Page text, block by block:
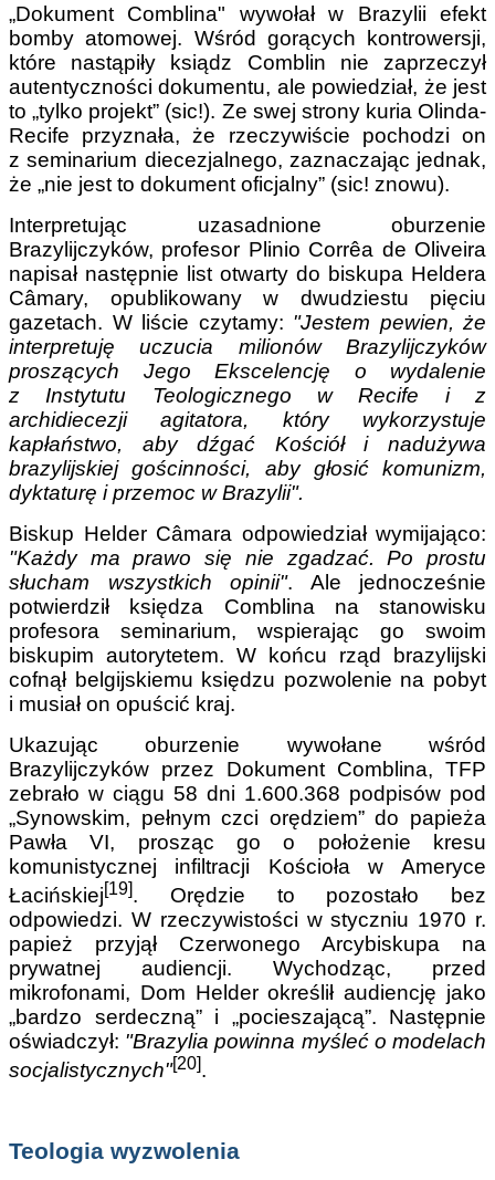
„Dokument Comblina" wywołał w Brazylii efekt
bomby atomowej. Wśród gorących kontrowersji,
które nastąpiły ksiądz Comblin nie zaprzeczył
autentyczności dokumentu, ale powiedział, że jest
to „tylko projekt” (sic!). Ze swej strony kuria Olinda-
Recife przyznała, że rzeczywiście pochodzi on
z seminarium diecezjalnego, zaznaczając jednak,
że „nie jest to dokument oficjalny” (sic! znowu).
Interpretując uzasadnione oburzenie
Brazylijczyków, profesor Plinio Corrêa de Oliveira
napisał następnie list otwarty do biskupa Heldera
Câmary, opublikowany w dwudziestu pięciu
gazetach. W liście czytamy: "Jestem pewien, że
interpretuję uczucia milionów Brazylijczyków
proszących Jego Ekscelencję o wydalenie
z Instytutu Teologicznego w Recife i z
archidiecezji agitatora, który wykorzystuje
kapłaństwo, aby dźgać Kościół i nadużywa
brazylijskiej gościnności, aby głosić komunizm,
dyktaturę i przemoc w Brazylii".
Biskup Helder Câmara odpowiedział wymijająco:
"Każdy ma prawo się nie zgadzać. Po prostu
słucham wszystkich opinii". Ale jednocześnie
potwierdził księdza Comblina na stanowisku
profesora seminarium, wspierając go swoim
biskupim autorytetem. W końcu rząd brazylijski
cofnął belgijskiemu księdzu pozwolenie na pobyt
i musiał on opuścić kraj.
Ukazując oburzenie wywołane wśród
Brazylijczyków przez Dokument Comblina, TFP
zebrało w ciągu 58 dni 1.600.368 podpisów pod
„Synowskim, pełnym czci orędziem” do papieża
Pawła VI, prosząc go o położenie kresu
komunistycznej infiltracji Kościoła w Ameryce
Łacińskiej[19]. Orędzie to pozostało bez
odpowiedzi. W rzeczywistości w styczniu 1970 r.
papież przyjął Czerwonego Arcybiskupa na
prywatnej audiencji. Wychodząc, przed
mikrofonami, Dom Helder określił audiencję jako
„bardzo serdeczną” i „pocieszającą”. Następnie
oświadczył: "Brazylia powinna myśleć o modelach
socjalistycznych"[20].
Teologia wyzwolenia